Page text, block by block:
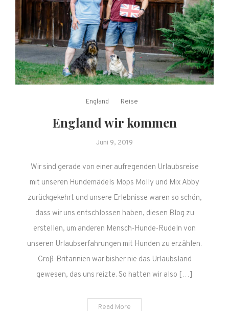
England Reise
England wir kommen
Juni 9, 2019
Wir sind gerade von einer aufregenden Urlaubsreise
mit unseren Hundemädels Mops Molly und Mix Abby
zurückgekehrt und unsere Erlebnisse waren so schön,
dass wir uns entschlossen haben, diesen Blog zu
erstellen, um anderen Mensch-Hunde-Rudeln von
unseren Urlaubserfahrungen mit Hunden zu erzählen.
Groß-Britannien war bisher nie das Urlaubsland
gewesen, das uns reizte. So hatten wir also […]
Read More